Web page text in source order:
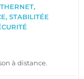
STABILITÉE
à distance.